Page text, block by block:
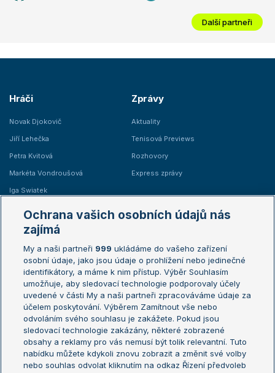
Další partneři
Hráči
Novak Djokovič
Jiří Lehečka
Petra Kvitová
Markéta Vondroušová
Iga Swiatek
Zprávy
Aktuality
Tenisová Previews
Rozhovory
Express zprávy
Žebříčky
Žebříček ATP (muži)
Žebříček WTA (ženy)
Sázkařský žebříček
Australian Open
French Open
Wimbledon
US Open
Turnaj mistrů
Turnaj mistryň
Aktualní trendy
Ochrana vašich osobních údajů nás
zajímá
My a naši partneři 999 ukládáme do vašeho zařízení
osobní údaje, jako jsou údaje o prohlížení nebo jedinečné
identifikátory, a máme k nim přístup. Výběr Souhlasím
umožňuje, aby sledovací technologie podporovaly účely
uvedené v části My a naši partneři zpracováváme údaje za
účelem poskytování. Výběrem Zamítnout vše nebo
odvoláním svého souhlasu je zakážete. Pokud jsou
sledovací technologie zakázány, některé zobrazené
obsahy a reklamy pro vás nemusí být tolik relevantní. Tuto
nabídku můžete kdykoli znovu zobrazit a změnit své volby
nebo souhlas odvolat kliknutím na odkaz Řízení předvoleb